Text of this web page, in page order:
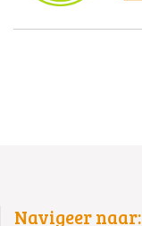
Navigeer naar: